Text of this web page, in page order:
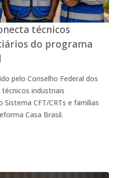
técnicos
do programa
pelo Conselho Federal dos
industriais
CFT/CRTs e famílias
Casa Brasil.